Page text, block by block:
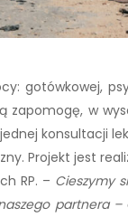
gotówkowej,
zapomogę, w
konsultacji
Projekt jest
RP. – Cieszymy
partnera –